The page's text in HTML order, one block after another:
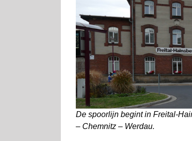
De spoorlijn begint in Freital-
– Chemnitz – Werdau.